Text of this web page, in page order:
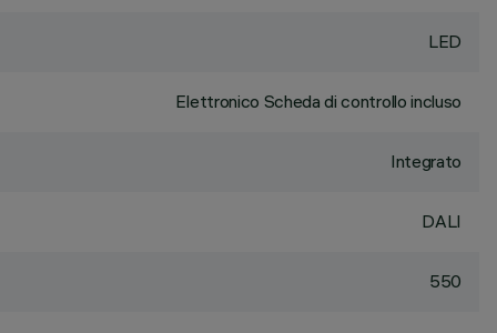
LED
Elettronico Scheda di controllo incluso
Integrato
DALI
550